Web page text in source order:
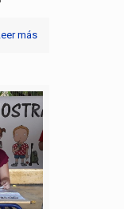
más